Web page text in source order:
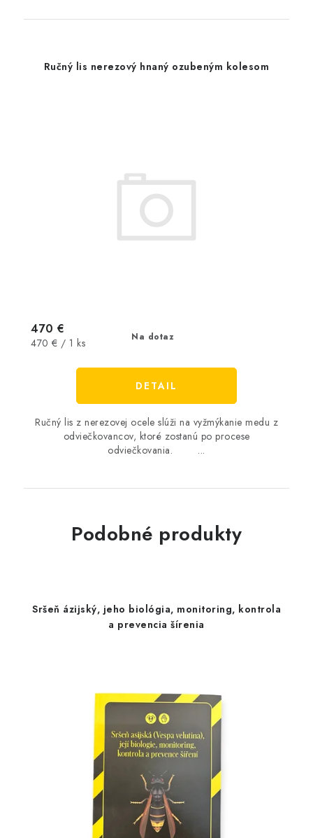
Ručný lis nerezový hnaný ozubeným kolesom
Na dotaz
470 €
Jednotková
470 € / 1 ks
DETAIL
Ručný lis z nerezovej ocele slúži na vyžmýkanie medu z
odviečkovancov, ktoré zostanú po procese
odviečkovania. ...
Podobné produkty
Sršeň ázijský, jeho biológia, monitoring, kontrola
a prevencia šírenia